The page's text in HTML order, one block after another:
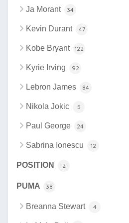
Ja Morant 34
Kevin Durant 47
Kobe Bryant 122
Kyrie Irving 92
Lebron James 84
Nikola Jokic 5
Paul George 24
Sabrina Ionescu 12
POSITION 2
PUMA 38
Breanna Stewart 4